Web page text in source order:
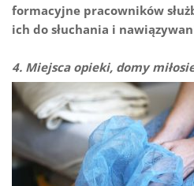
formacyjne pracowników
ich do słuchania i
4. Miejsca opieki, domy